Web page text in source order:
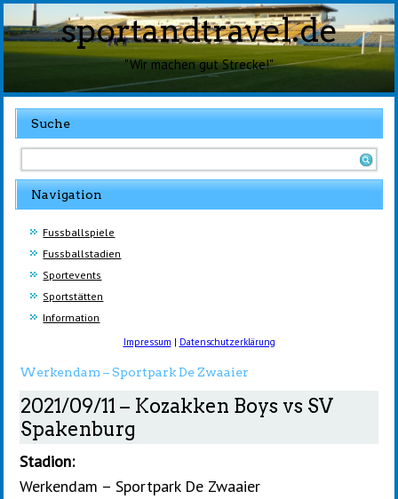
sportandtravel.de
"Wir machen gut Strecke!"
Suche
Navigation
Fussballspiele
Fussballstadien
Sportevents
Sportstätten
Information
Impressum | Datenschutzerklärung
Werkendam – Sportpark De Zwaaier
2021/09/11 – Kozakken Boys vs SV
Spakenburg
Stadion:
Werkendam – Sportpark De Zwaaier